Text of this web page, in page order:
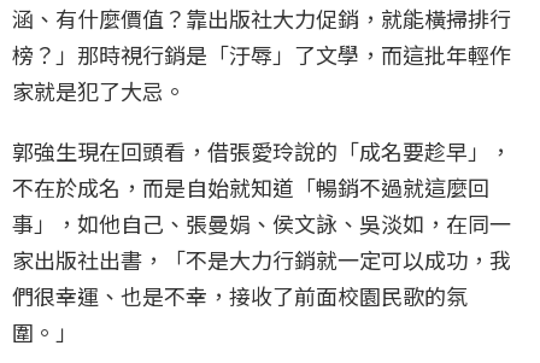
涵、有什麼價值？靠出版社大力促銷，就能橫掃排行
榜？」那時視行銷是「汙辱」了文學，而這批年輕作
家就是犯了大忌。
郭強生現在回頭看，借張愛玲說的「成名要趁早」，
不在於成名，而是自始就知道「暢銷不過就這麼回
事」，如他自己、張曼娟、侯文詠、吳淡如，在同一
家出版社出書，「不是大力行銷就一定可以成功，我
們很幸運、也是不幸，接收了前面校園民歌的氛
圍。」